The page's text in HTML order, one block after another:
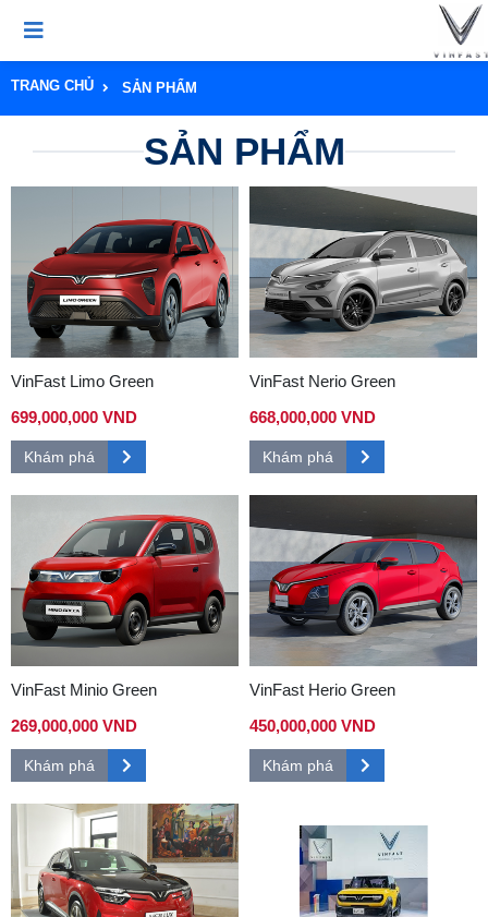
TRANG CHỦ SẢN PHẨM
SẢN PHẨM
VinFast Limo Green
699,000,000 VND
Khám phá
VinFast Nerio Green
668,000,000 VND
Khám phá
VinFast Minio Green
269,000,000 VND
Khám phá
VinFast Herio Green
450,000,000 VND
Khám phá